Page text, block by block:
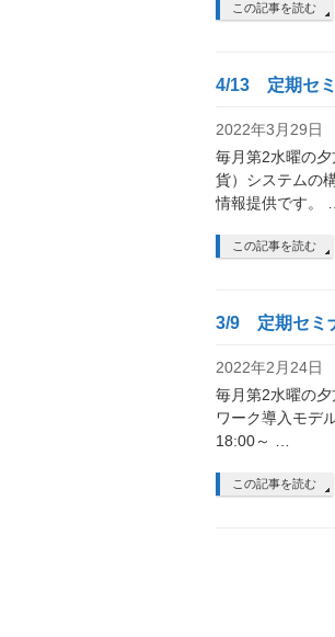
この記事を読む
4/13 定期セミ
2022年3月29日
毎月第2水曜の
貨）システムの
情報提供です。 …
この記事を読む
3/9 定期セミ
2022年2月24日
毎月第2水曜の
ワーク導入モデ
18:00～ …
この記事を読む